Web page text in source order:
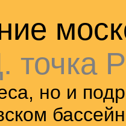
точка
но и